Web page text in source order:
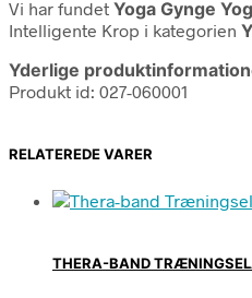
Vi har fundet Yoga Gynge
Intelligente Krop i kategorien
Yderlige
Produkt id: 027-060001
RELATEREDE VARER
THERA-BAND